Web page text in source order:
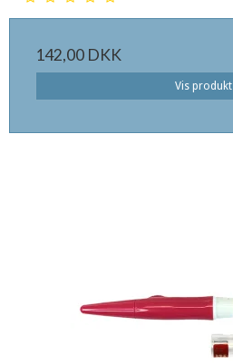
142,00 DKK
Vis produkt